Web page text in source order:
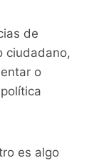
de
ciudadano,
o
es algo